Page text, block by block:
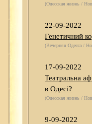
(Одесская жизнь /
22-09-2022
Генетичний
(Вечерняя Одесса /
17-09-2022
Театральна
в Одесі?
(Одесская жизнь /
9-09-2022